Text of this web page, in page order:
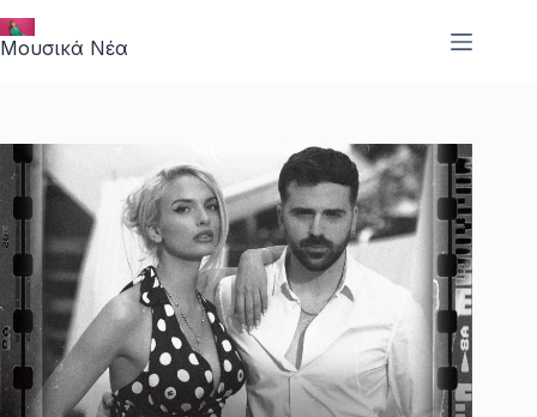
στο
περιεχόμενο
Μουσικά Νέα